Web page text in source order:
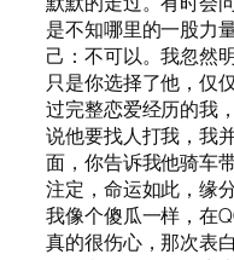
是不知哪里的一股力
己：不可以。我忽然
只是你选择了他，仅
过完整恋爱经历的我
说他要找人打我，我
面，你告诉我他骑车
注定，命运如此，缘
我像个傻瓜一样，在
真的很伤心，那次表